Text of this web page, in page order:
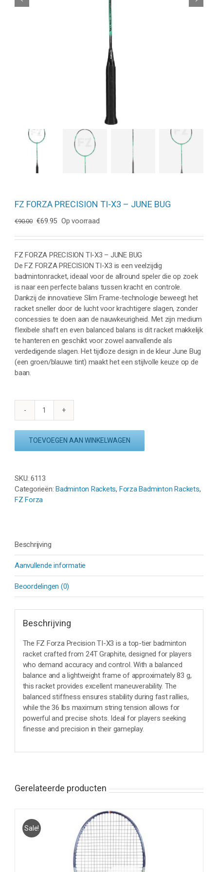
FZ FORZA PRECISION TI-X3 – JUNE BUG
€90.00 Oorspronkelijke
was:
€90.00.
€69.95Huidige
is:
€69.95.
Op voorraad
FZ FORZA PRECISION TI-X3 – JUNE BUG
De FZ FORZA PRECISION TI-X3 is een veelzijdig
badmintonracket, ideaal voor de allround speler die op zoek
is naar een perfecte balans tussen kracht en controle.
Dankzij de innovatieve Slim Frame-technologie beweegt het
racket sneller door de lucht voor krachtigere slagen, zonder
concessies te doen aan de nauwkeurigheid. Met zijn medium
flexibele shaft en even balanced balans is dit racket makkelijk
te hanteren en geschikt voor zowel aanvallende als
verdedigende slagen. Het tijdloze design in de kleur June Bug
(een groen/blauwe tint) maakt het een stijlvolle keuze op de
baan.
FZ
PRECISION
JUNE
BUG
TOEVOEGEN AAN WINKELWAGEN
SKU: 6113
Categorieën:Badminton Rackets, Forza Badminton Rackets,
FZ Forza
Beschrijving
Aanvullende informatie
Beoordelingen (0)
Beschrijving
The FZ Forza Precision TI-X3 is a top-tier badminton
racket crafted from 24T Graphite, designed for players
who demand accuracy and control. With a balanced
balance and a lightweight frame of approximately 83 g,
this racket provides excellent maneuverability. The
balanced stiffness ensures stability during fast rallies,
while the 36 lbs maximum string tension allows for
powerful and precise shots. Ideal for players seeking
finesse and precision in their gameplay.
Gerelateerde producten
Sale!